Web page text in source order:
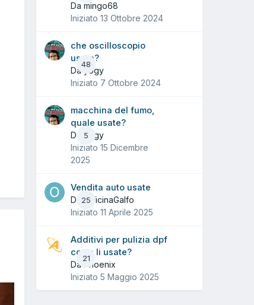
Da mingo68
Iniziato 13 Ottobre 2024
48
che oscilloscopio
usate?
Da yogy
Iniziato 7 Ottobre 2024
5
macchina del fumo,
quale usate?
Da yogy
Iniziato 15 Dicembre
2025
25
Vendita auto usate
Da OfficinaGalfo
Iniziato 11 Aprile 2025
21
Additivi per pulizia dpf
come li usate?
Da Phoenix
Iniziato 5 Maggio 2025